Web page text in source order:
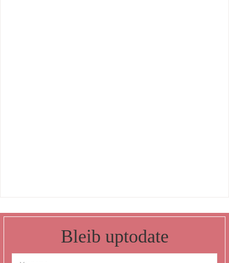
Bleib uptodate